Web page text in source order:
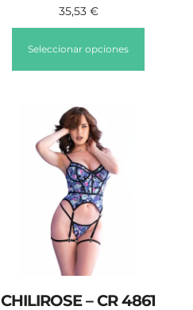
35,53 €
Seleccionar opciones
CHILIROSE – CR 4861